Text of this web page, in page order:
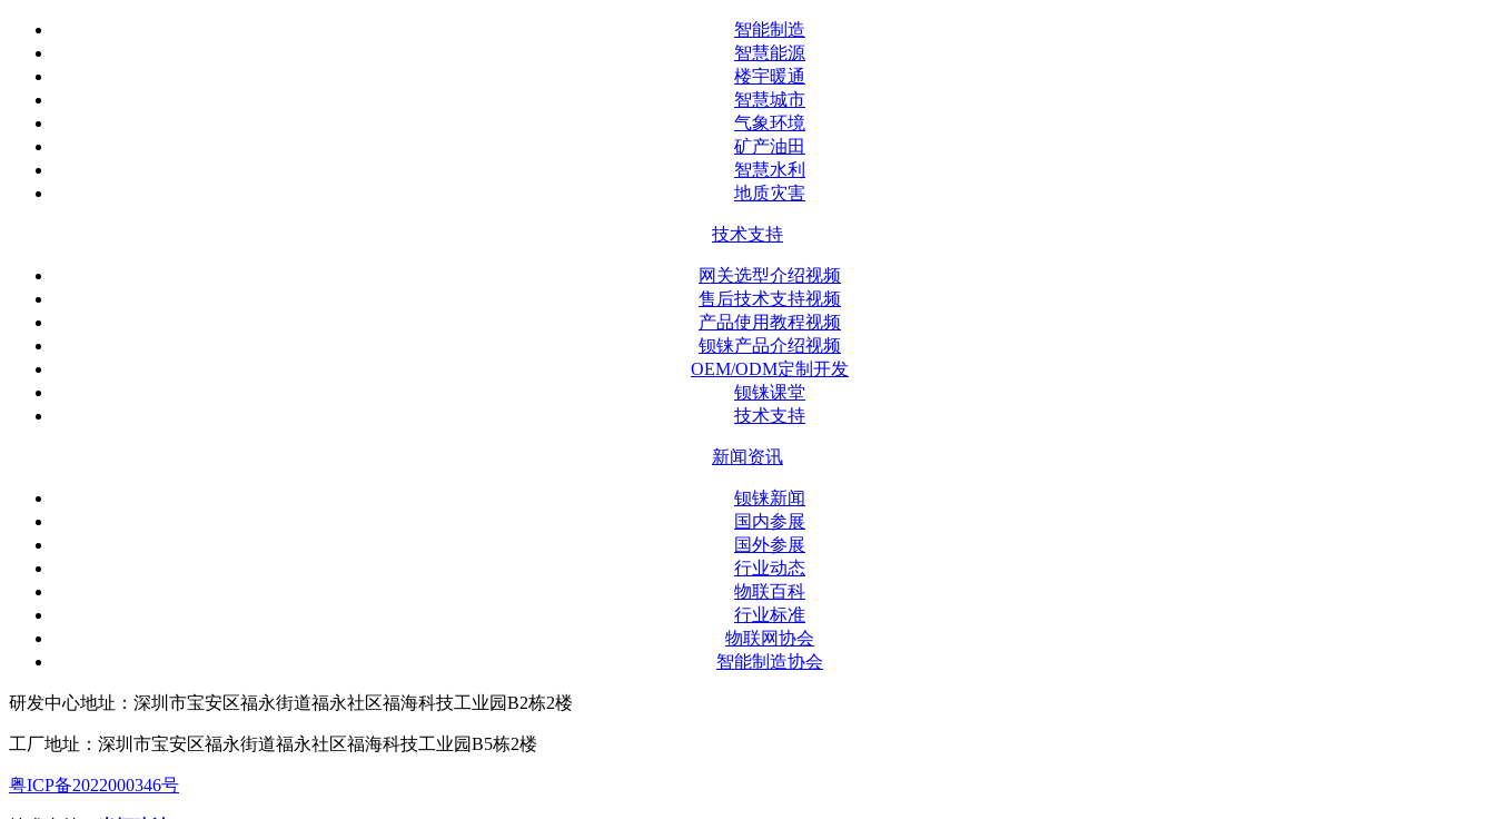
智能制造
智慧能源
楼宇暖通
智慧城市
气象环境
矿产油田
智慧水利
地质灾害
技术支持
网关选型介绍视频
售后技术支持视频
产品使用教程视频
钡铼产品介绍视频
OEM/ODM定制开发
钡铼课堂
技术支持
新闻资讯
钡铼新闻
国内参展
国外参展
行业动态
物联百科
行业标准
物联网协会
智能制造协会
研发中心地址：深圳市宝安区福永街道福永社区福海科技工业园B2栋2楼
工厂地址：深圳市宝安区福永街道福永社区福海科技工业园B5栋2楼
粤ICP备2022000346号